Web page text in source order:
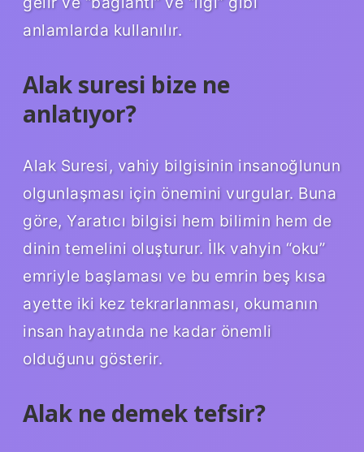
anlamlarda kullanılır.
Alak suresi bize ne
anlatıyor?
Alak Suresi, vahiy bilgisinin insanoğlunun
olgunlaşması için önemini vurgular. Buna
göre, Yaratıcı bilgisi hem bilimin hem de
dinin temelini oluşturur. İlk vahyin “oku”
emriyle başlaması ve bu emrin beş kısa
ayette iki kez tekrarlanması, okumanın
insan hayatında ne kadar önemli
olduğunu gösterir.
Alak ne demek tefsir?